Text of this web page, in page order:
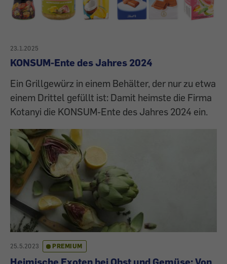
23.1.2025
KONSUM-Ente des Jahres 2024
Ein Grillgewürz in einem Behälter, der nur zu etwa
einem Drittel gefüllt ist: Damit heimste die Firma
Kotanyi die KONSUM-Ente des Jahres 2024 ein.
25.5.2023 PREMIUM